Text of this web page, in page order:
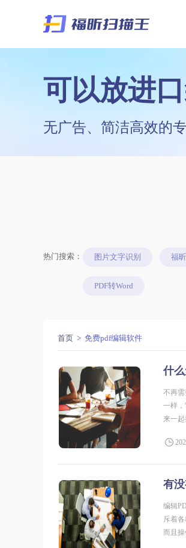
可以放进
无广告、简洁高效的
热门搜索： 图片文字识别 福
PDF转Word
首页 免费pdf编辑软件
什
不再
一样
来一
有
编辑
斥着
而且